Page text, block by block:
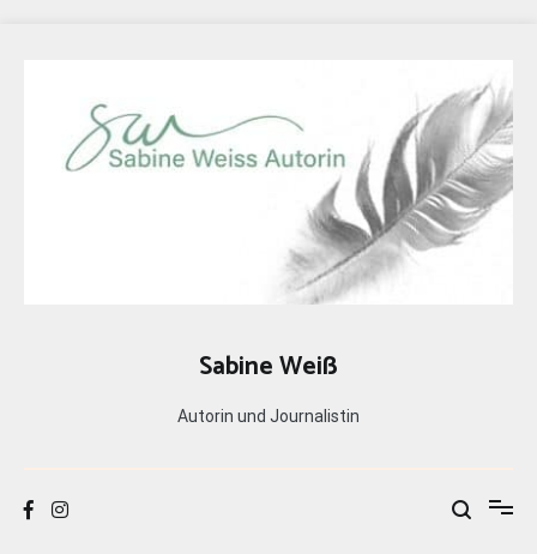
Sabine Weiß
Autorin und Journalistin